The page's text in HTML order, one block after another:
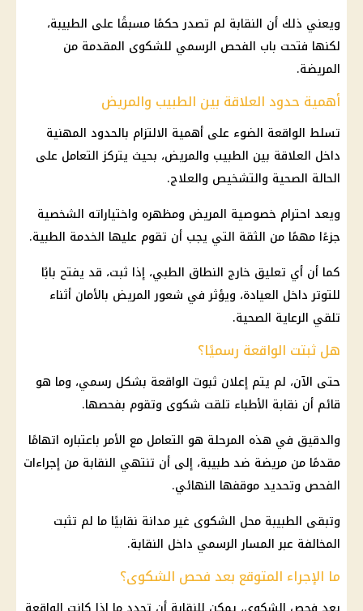
ويعني ذلك أن النقابة لم تصدر حكمًا مسبقًا على الطبيبة،
لكنها فتحت باب الفحص الرسمي للشكوى المقدمة من
المريضة.
أهمية حدود العلاقة بين الطبيب والمريض
تسلط الواقعة الضوء على أهمية الالتزام بالحدود المهنية
داخل العلاقة بين الطبيب والمريض، بحيث يتركز التعامل على
الحالة الصحية والتشخيص والعلاج.
ويعد احترام خصوصية المريض ومظهره واختياراته الشخصية
جزءًا مهمًا من الثقة التي يجب أن تقوم عليها الخدمة الطبية.
كما أن أي تعليق خارج النطاق الطبي، إذا ثبت، قد يفتح بابًا
للتوتر داخل العيادة، ويؤثر في شعور المريض بالأمان أثناء
تلقي الرعاية الصحية.
هل ثبتت الواقعة رسميًا؟
حتى الآن، لم يتم إعلان ثبوت الواقعة بشكل رسمي، وما هو
قائم أن نقابة الأطباء تلقت شكوى وتقوم بفحصها.
والدقيق في هذه المرحلة هو التعامل مع الأمر باعتباره اتهامًا
مقدمًا من مريضة ضد طبيبة، إلى أن تنتهي النقابة من إجراءات
الفحص وتحديد موقفها النهائي.
وتبقى الطبيبة محل الشكوى غير مدانة نقابيًا ما لم تثبت
المخالفة عبر المسار الرسمي داخل النقابة.
ما الإجراء المتوقع بعد فحص الشكوى؟